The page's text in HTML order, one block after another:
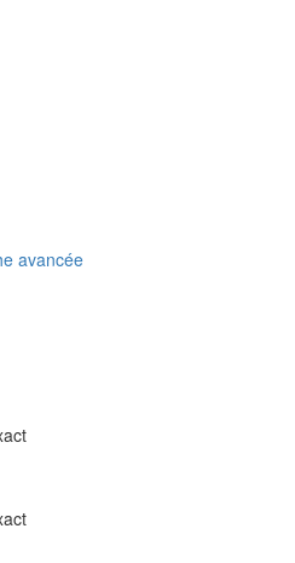
avancée